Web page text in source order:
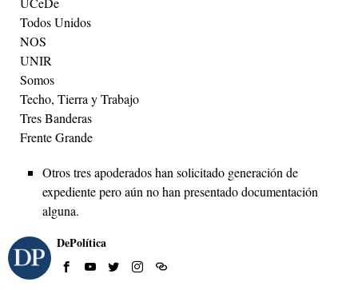
Todos Unidos
NOS
UNIR
Somos
Techo, Tierra y Trabajo
Tres Banderas
Frente Grande
Otros tres apoderados han solicitado generación de
expediente pero aún no han presentado documentación
alguna.
DePolítica